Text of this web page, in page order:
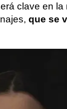
clave en
que se